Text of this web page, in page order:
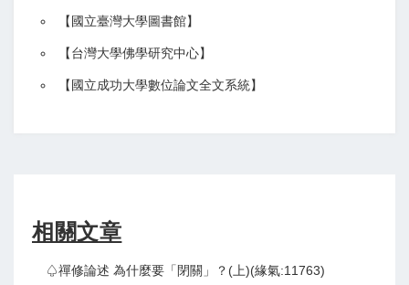
【 國立臺灣大學圖書館】
【台灣大學佛學研究中心】
【 國立成功大學數位論文全文系統】
相關文章
♤禪修論述 為什麼要「閉關」？(上)(緣氣:11763)